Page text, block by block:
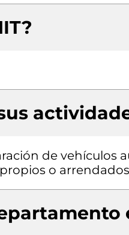
de vehículos
o arrendados